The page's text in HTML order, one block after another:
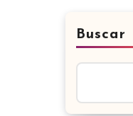
Buscar